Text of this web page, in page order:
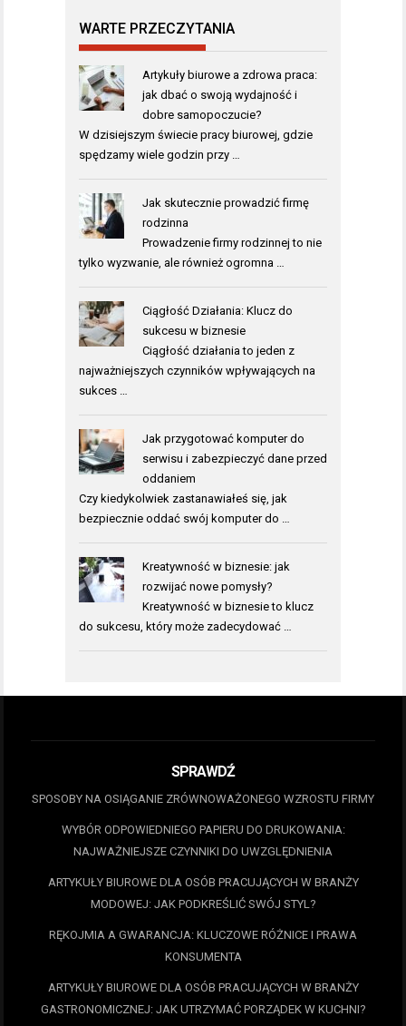
WARTE PRZECZYTANIA
Artykuły biurowe a zdrowa praca:
jak dbać o swoją wydajność i
dobre samopoczucie?
W dzisiejszym świecie pracy biurowej, gdzie
spędzamy wiele godzin przy …
Jak skutecznie prowadzić firmę
rodzinna
Prowadzenie firmy rodzinnej to nie
tylko wyzwanie, ale również ogromna …
Ciągłość Działania: Klucz do
sukcesu w biznesie
Ciągłość działania to jeden z
najważniejszych czynników wpływających na
sukces …
Jak przygotować komputer do
serwisu i zabezpieczyć dane przed
oddaniem
Czy kiedykolwiek zastanawiałeś się, jak
bezpiecznie oddać swój komputer do …
Kreatywność w biznesie: jak
rozwijać nowe pomysły?
Kreatywność w biznesie to klucz
do sukcesu, który może zadecydować …
SPRAWDŹ
SPOSOBY NA OSIĄGANIE ZRÓWNOWAŻONEGO WZROSTU FIRMY
WYBÓR ODPOWIEDNIEGO PAPIERU DO DRUKOWANIA:
NAJWAŻNIEJSZE CZYNNIKI DO UWZGLĘDNIENIA
ARTYKUŁY BIUROWE DLA OSÓB PRACUJĄCYCH W BRANŻY
MODOWEJ: JAK PODKREŚLIĆ SWÓJ STYL?
RĘKOJMIA A GWARANCJA: KLUCZOWE RÓŻNICE I PRAWA
KONSUMENTA
ARTYKUŁY BIUROWE DLA OSÓB PRACUJĄCYCH W BRANŻY
GASTRONOMICZNEJ: JAK UTRZYMAĆ PORZĄDEK W KUCHNI?